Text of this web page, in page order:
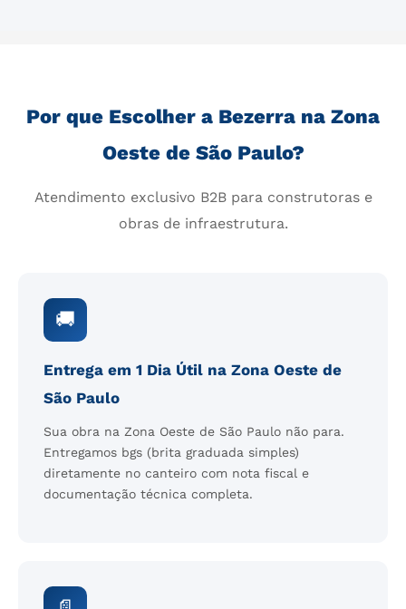
Por que Escolher a Bezerra na Zona
Oeste de São Paulo?
Atendimento exclusivo B2B para construtoras e
obras de infraestrutura.
🚚
Entrega em 1 Dia Útil na Zona Oeste de
São Paulo
Sua obra na Zona Oeste de São Paulo não para.
Entregamos bgs (brita graduada simples)
diretamente no canteiro com nota fiscal e
documentação técnica completa.